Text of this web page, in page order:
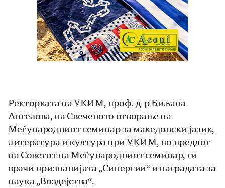
Ректорката на УКИМ, проф. д-р Биљана
Ангелова, на Свеченото отворање на
Меѓународниот семинар за македонски јазик,
литература и култура при УКИМ, по предлог
на Советот на Меѓународниот семинар, ги
врачи признанијата „Синергии“ и наградата за
наука „Воздејства“.